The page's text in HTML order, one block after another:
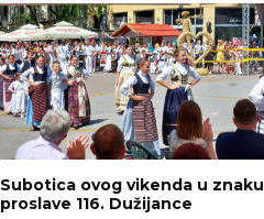
Subotica ovog vikenda u znaku
proslave 116. Dužijance